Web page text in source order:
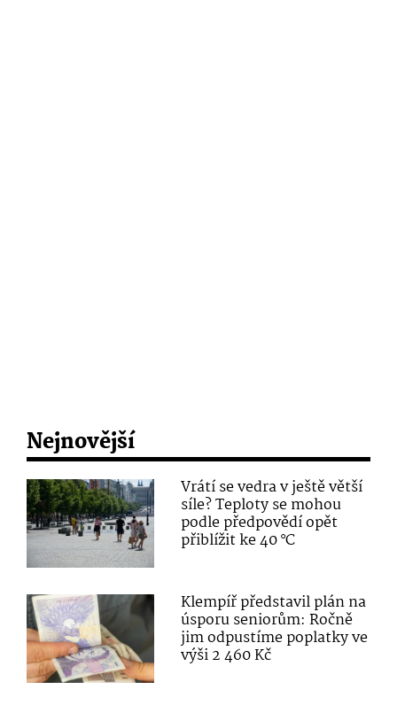
Nejnovější
Vrátí se vedra v ještě větší
síle? Teploty se mohou
podle předpovědí opět
přiblížit ke 40 °C
Klempíř představil plán na
úsporu seniorům: Ročně
jim odpustíme poplatky ve
výši 2 460 Kč